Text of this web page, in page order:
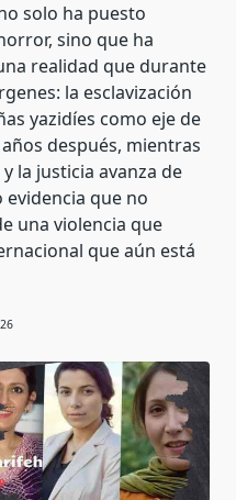
solo ha puesto
sino que ha
realidad que durante
la esclavización
yazidíes como eje de
después, mientras
la justicia avanza de
que no
una violencia que
que aún está